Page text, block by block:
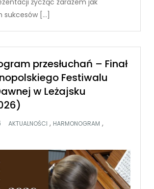
życząc zarazem jak
sukcesów […]
przesłuchań – Finał
Festiwalu
w Leżajsku
AKTUALNOŚCI , HARMONOGRAM ,